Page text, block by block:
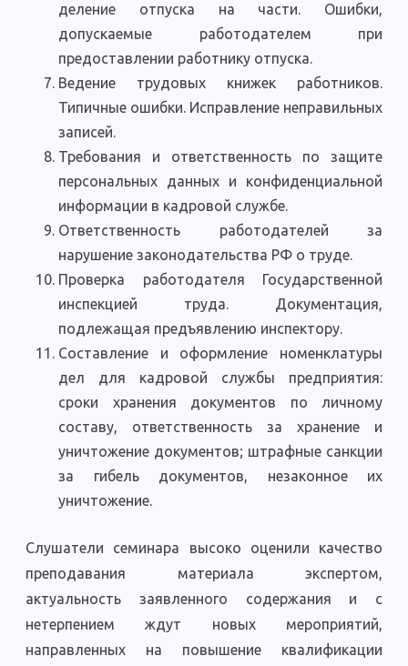
деление отпуска на части. Ошибки,
допускаемые работодателем при
предоставлении работнику отпуска.
Ведение трудовых книжек работников.
Типичные ошибки. Исправление неправильных
записей.
Требования и ответственность по защите
персональных данных и конфиденциальной
информации в кадровой службе.
Ответственность работодателей за
нарушение законодательства РФ о труде.
Проверка работодателя Государственной
инспекцией труда. Документация,
подлежащая предъявлению инспектору.
Составление и оформление номенклатуры
дел для кадровой службы предприятия:
сроки хранения документов по личному
составу, ответственность за хранение и
уничтожение документов; штрафные санкции
за гибель документов, незаконное их
уничтожение.
Слушатели семинара высоко оценили качество
преподавания материала экспертом,
актуальность заявленного содержания и с
нетерпением ждут новых мероприятий,
направленных на повышение квалификации